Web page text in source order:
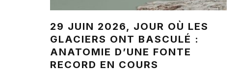
29 JUIN 2026, JOUR OÙ LES
GLACIERS ONT BASCULÉ :
ANATOMIE D’UNE FONTE
RECORD EN COURS